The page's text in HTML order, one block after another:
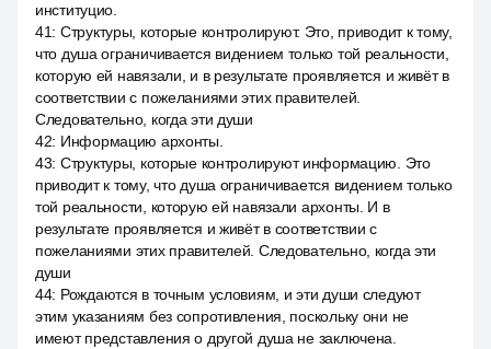
институцио.
41: Структуры, которые контролируют. Это, приводит к тому,
что душа ограничивается видением только той реальности,
которую ей навязали, и в результате проявляется и живёт в
соответствии с пожеланиями этих правителей.
Следовательно, когда эти души
42: Информацию архонты.
43: Структуры, которые контролируют информацию. Это
приводит к тому, что душа ограничивается видением только
той реальности, которую ей навязали архонты. И в
результате проявляется и живёт в соответствии с
пожеланиями этих правителей. Следовательно, когда эти
души
44: Рождаются в точным условиям, и эти души следуют
этим указаниям без сопротивления, поскольку они не
имеют представления о другой душа не заключена.